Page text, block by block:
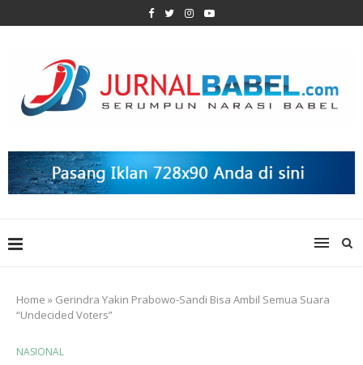
Home » Gerindra Yakin Prabowo-Sandi Bisa Ambil Semua Suara
“Undecided Voters”
NASIONAL